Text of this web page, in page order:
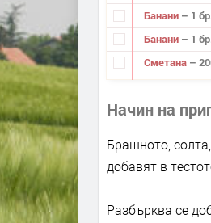
Банани – 1
Банани – 1
Сметана –
Начин на
Брашното,
добавят в
Разбърква се